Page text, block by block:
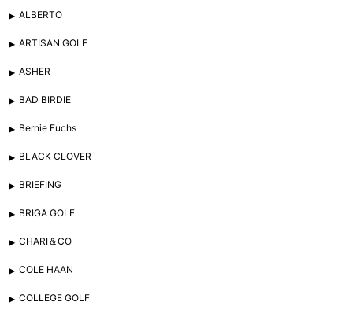
ALBERTO
ARTISAN GOLF
ASHER
BAD BIRDIE
Bernie Fuchs
BLACK CLOVER
BRIEFING
BRIGA GOLF
CHARI＆CO
COLE HAAN
COLLEGE GOLF